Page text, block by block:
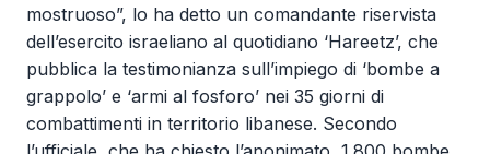
mostruoso”, lo ha detto un comandante riservista
dell’esercito israeliano al quotidiano ‘Hareetz’, che
pubblica la testimonianza sull’impiego di ‘bombe a
grappolo’ e ‘armi al fosforo’ nei 35 giorni di
combattimenti in territorio libanese. Secondo